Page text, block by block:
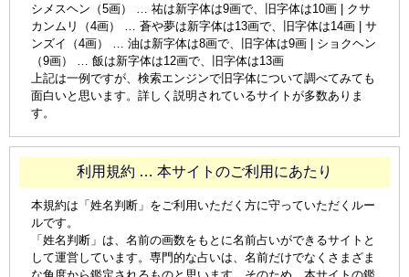
シメスヘン（5画） … 祐は新字体は9画で、旧字体は10画 | クサ
カンムリ（4画） … 蒼や夢は新字体は13画で、旧字体は14画 | サ
ンズイ（4画） … 油は新字体は8画で、旧字体は9画 | ショクヘン
（9画） … 飯は新字体は12画で、旧字体は13画
上記は一例ですが、検索エンジンで旧字体について調べてみても
面白いと思います。詳しく説明されているサイトが多数ありま
す。
利用規約 … 本サイトのご利用にあたり
本規約は「姓名判断」をご利用いただく方に守っていただくルー
ルです。
「姓名判断」は、名前の画数をもとに名前占いができるサイトと
して運営しています。専門的な占いは、名前だけでなくさまざま